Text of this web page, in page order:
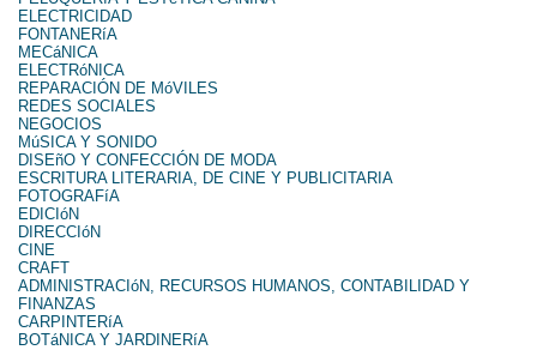
ELECTRICIDAD
FONTANERíA
MECáNICA
ELECTRóNICA
REPARACIÓN DE MóVILES
REDES SOCIALES
NEGOCIOS
MúSICA Y SONIDO
DISEñO Y CONFECCIÓN DE MODA
ESCRITURA LITERARIA, DE CINE Y PUBLICITARIA
FOTOGRAFíA
EDICIóN
DIRECCIóN
CINE
CRAFT
ADMINISTRACIóN, RECURSOS HUMANOS, CONTABILIDAD Y
FINANZAS
CARPINTERíA
BOTáNICA Y JARDINERíA